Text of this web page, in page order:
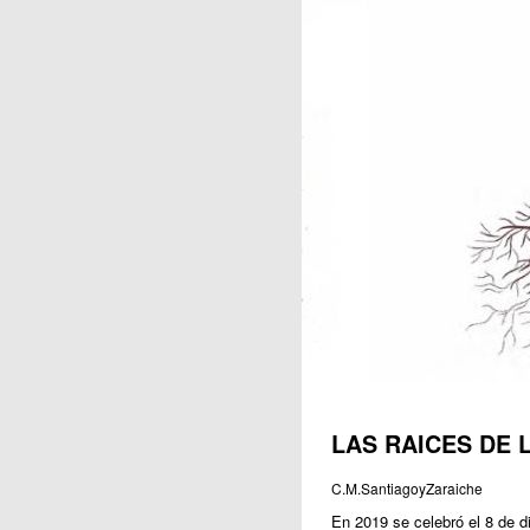
LAS RAICES DE
C.M.SantiagoyZaraiche
En 2019 se celebró el 8 de